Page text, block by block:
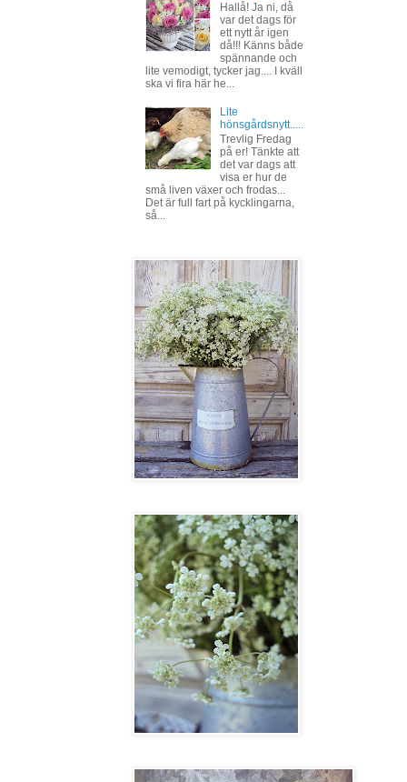
Hallå! Ja ni, då
var det dags för
ett nytt år igen
då!!! Känns både
spännande och
lite vemodigt, tycker jag.... I kväll
ska vi fira här he...
Lite
hönsgårdsnytt.....
Trevlig Fredag
på er! Tänkte att
det var dags att
visa er hur de
små liven växer och frodas...
Det är full fart på kycklingarna,
så...